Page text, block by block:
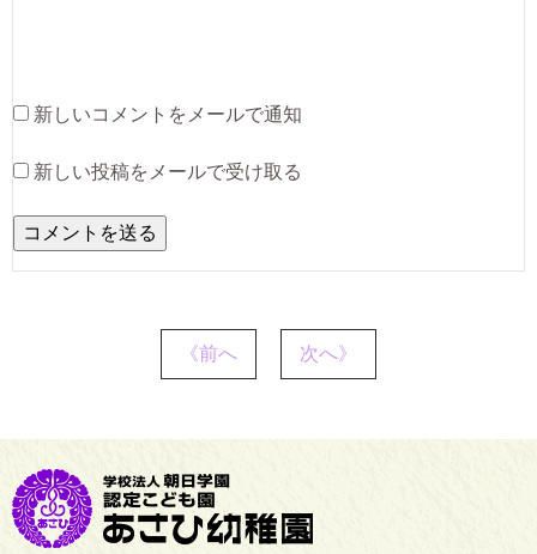
新しいコメントをメールで通知
新しい投稿をメールで受け取る
《前へ 次へ》